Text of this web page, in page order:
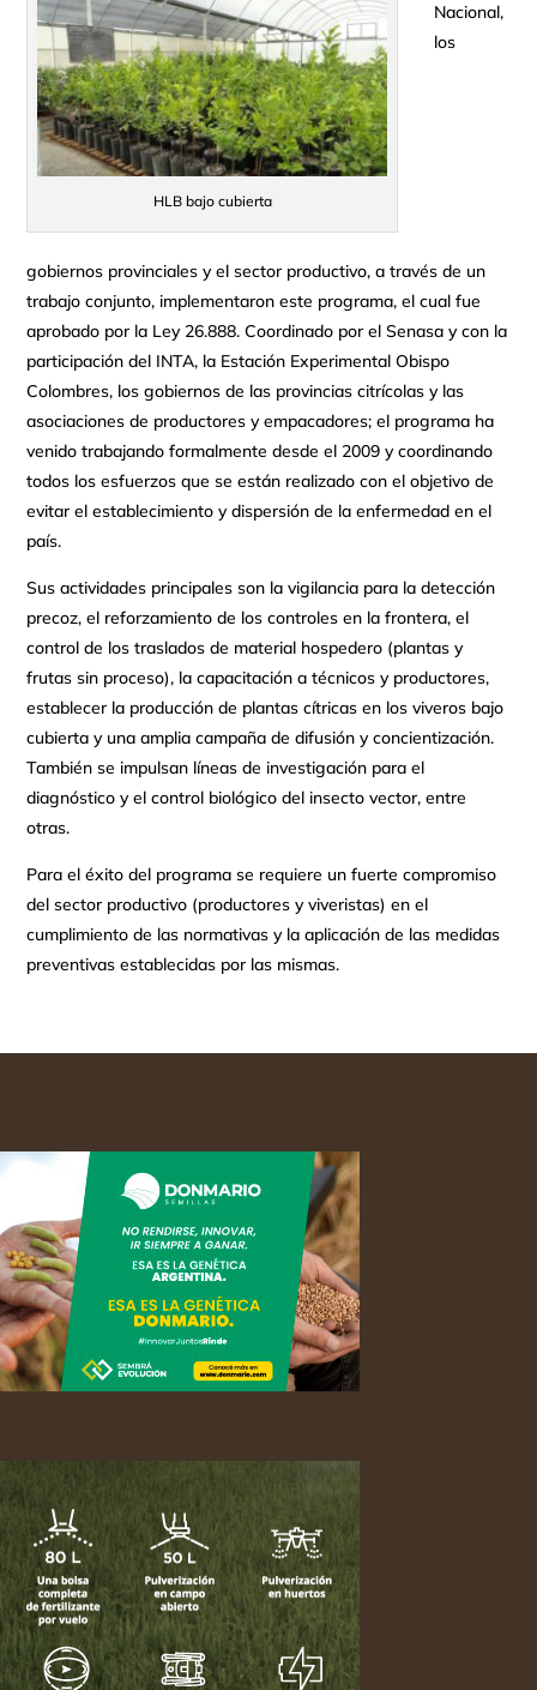
HLB bajo cubierta
Nacional,
los
gobiernos provinciales y el sector productivo, a través de un
trabajo conjunto, implementaron este programa, el cual fue
aprobado por la Ley 26.888. Coordinado por el Senasa y con la
participación del INTA, la Estación Experimental Obispo
Colombres, los gobiernos de las provincias citrícolas y las
asociaciones de productores y empacadores; el programa ha
venido trabajando formalmente desde el 2009 y coordinando
todos los esfuerzos que se están realizado con el objetivo de
evitar el establecimiento y dispersión de la enfermedad en el
país.
Sus actividades principales son la vigilancia para la detección
precoz, el reforzamiento de los controles en la frontera, el
control de los traslados de material hospedero (plantas y
frutas sin proceso), la capacitación a técnicos y productores,
establecer la producción de plantas cítricas en los viveros bajo
cubierta y una amplia campaña de difusión y concientización.
También se impulsan líneas de investigación para el
diagnóstico y el control biológico del insecto vector, entre
otras.
Para el éxito del programa se requiere un fuerte compromiso
del sector productivo (productores y viveristas) en el
cumplimiento de las normativas y la aplicación de las medidas
preventivas establecidas por las mismas.